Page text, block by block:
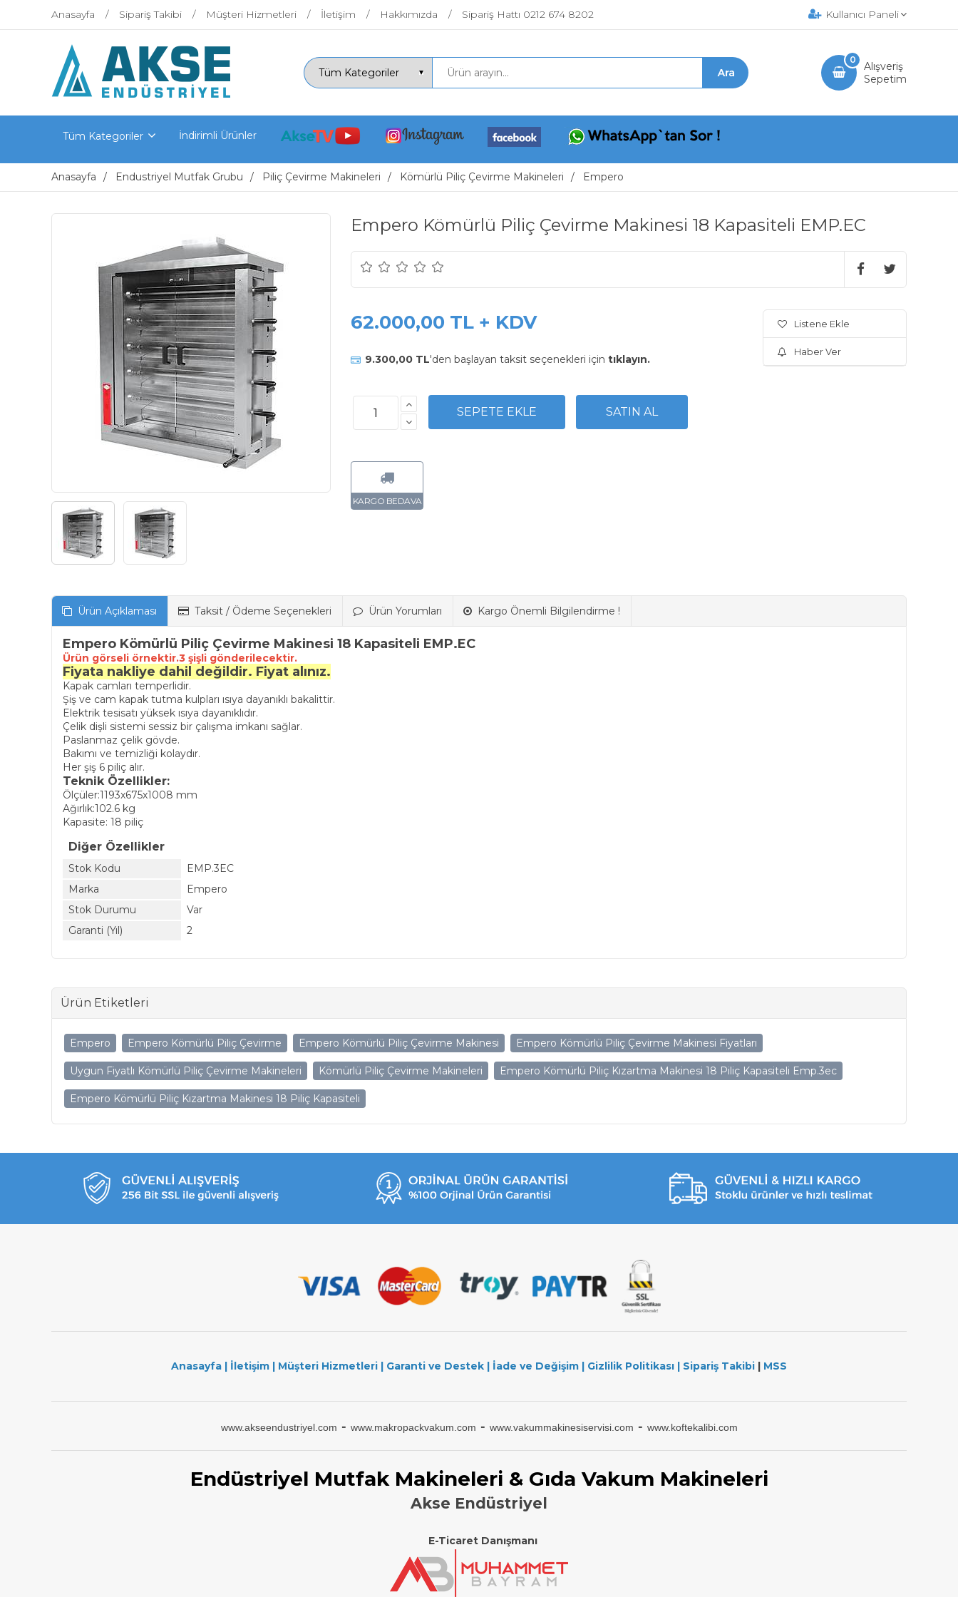
Anasayfa Sipariş Takibi Müşteri Hizmetleri İletişim Hakkımızda Sipariş Hattı 0212 674 8202 Kullanıcı Paneli
Alışveriş
Sepetim
0
Tüm Kategoriler İndirimli Ürünler
Anasayfa Endustriyel Mutfak Grubu Piliç Çevirme Makineleri Kömürlü Piliç Çevirme Makineleri Empero
Empero Kömürlü Piliç Çevirme Makinesi 18 Kapasiteli EMP.EC
62.000,00 TL + KDV
9.300,00 TL'den başlayan taksit seçenekleri için tıklayın.
Listene Ekle
Haber Ver
Ürün Açıklaması Taksit / Ödeme Seçenekleri Ürün Yorumları Kargo Önemli Bilgilendirme !
Empero Kömürlü Piliç Çevirme Makinesi 18 Kapasiteli EMP.EC
Ürün görseli örnektir.3 şişli gönderilecektir.
Fiyata nakliye dahil değildir. Fiyat alınız.
Kapak camları temperlidir.
Şiş ve cam kapak tutma kulpları ısıya dayanıklı bakalittir.
Elektrik tesisatı yüksek ısıya dayanıklıdır.
Çelik dişli sistemi sessiz bir çalışma imkanı sağlar.
Paslanmaz çelik gövde.
Bakımı ve temizliği kolaydır.
Her şiş 6 piliç alır.
Teknik Özellikler:
Ölçüler:1193x675x1008 mm
Ağırlık:102.6 kg
Kapasite: 18 piliç
Diğer Özellikler
Stok Kodu
EMP.3EC
Marka
Empero
Stok Durumu
Var
Garanti (Yıl)
2
Ürün Etiketleri
Empero Empero Kömürlü Piliç Çevirme Empero Kömürlü Piliç Çevirme Makinesi Empero Kömürlü Piliç Çevirme Makinesi Fiyatları
Uygun Fiyatlı Kömürlü Piliç Çevirme Makineleri Kömürlü Piliç Çevirme Makineleri Empero Kömürlü Piliç Kızartma Makinesi 18 Piliç Kapasiteli Emp.3ec
Empero Kömürlü Piliç Kızartma Makinesi 18 Piliç Kapasiteli
Anasayfa | İletişim | Müşteri Hizmetleri | Garanti ve Destek | İade ve Değişim | Gizlilik Politikası | Sipariş Takibi | MSS
www.akseendustriyel.com - www.makropackvakum.com - www.vakummakinesiservisi.com - www.koftekalibi.com
Endüstriyel Mutfak Makineleri & Gıda Vakum Makineleri
Akse Endüstriyel
E-Ticaret Danışmanı